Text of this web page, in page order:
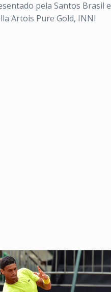
pela Santos Brasil e
Artois Pure Gold, INNI